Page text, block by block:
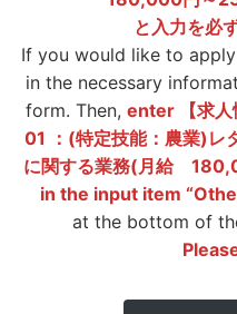
と入力を必
If you would like to
in the necessary
form. Then, enter 【求
01 ：(特定技能：農業)レ
に関する業務(月給
in the input item
at the bottom of